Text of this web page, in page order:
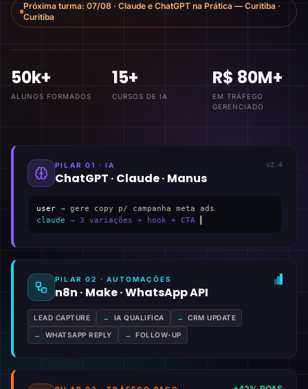
Próxima turma:07/08 ·Claude e ChatGPT na Prática — Curitiba ·
Curitiba
50k+
ALUNOS FORMADOS
15+
CURSOS DE IA
R$ 80M+
EM TRÁFEGO
GERENCIADO
PILAR 01 · IA
ChatGPT · Claude · Manus
v2.4
user → gere copy p/ campanha meta ads
claude → 3 variações + hook + CTA
PILAR 02 · AUTOMAÇÕES
n8n · Make · WhatsApp API
LEAD CAPTURE → IA QUALIFICA → CRM UPDATE
→ WHATSAPP REPLY → FOLLOW-UP